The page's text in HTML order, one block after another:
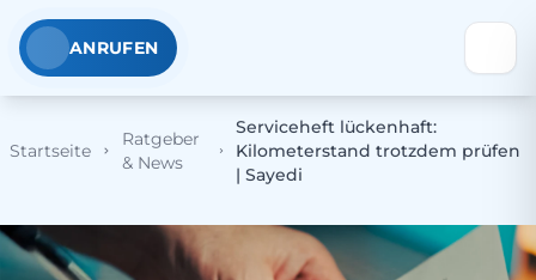
ANRUFEN
Startseite
Ratgeber
& News
Serviceheft lückenhaft:
Kilometerstand trotzdem prüfen
| Sayedi